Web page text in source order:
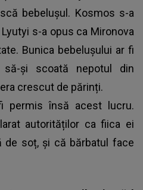
bebelușul. Kosmos s-a
s-a opus ca Mironova
Bunica bebelușului ar fi
și scoată nepotul din
crescut de părinți.
permis însă acest lucru.
autorităților ca fiica ei
de soț, și că bărbatul face